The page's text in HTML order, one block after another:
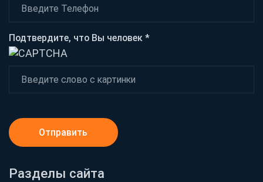
Разделы сайта
Подтвердите, что Вы человек *
Отправить